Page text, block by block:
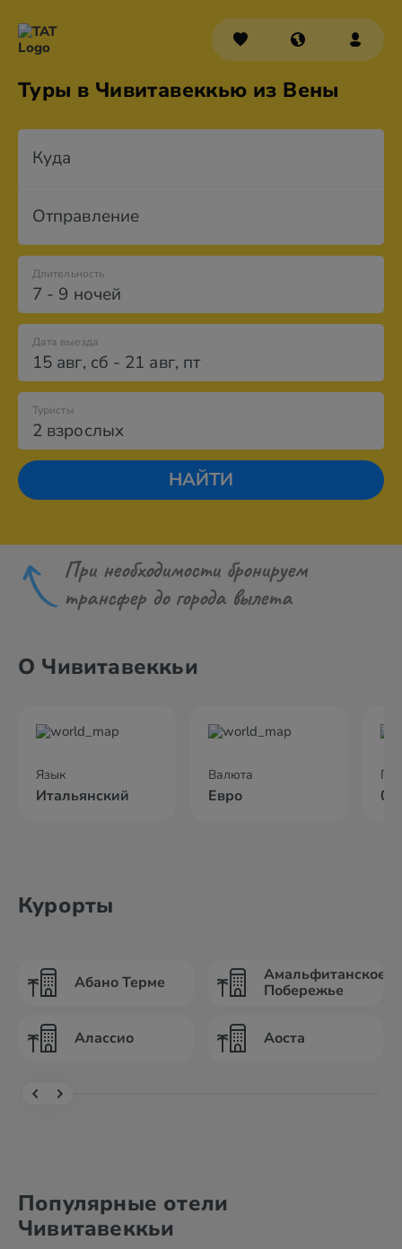
Туры в Чивитавеккью из Вены
Куда
Отправление
7 - 9 ночей
Длительность
Дата выезда
15 авг, сб - 21 авг, пт
2 взрослых
Туристы
НАЙТИ
При необходимости бронируем
трансфер до города вылета
О Чивитавеккьи
Язык
Итальянский
Валюта
Евро
Курорты
Абано Терме
Алассио
Амальфитанское
Побережье
Аоста
Популярные отели
Чивитавеккьи